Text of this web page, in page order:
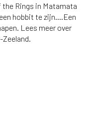
Rings in Matamata
hobbit te zijn....Een
Lees meer over